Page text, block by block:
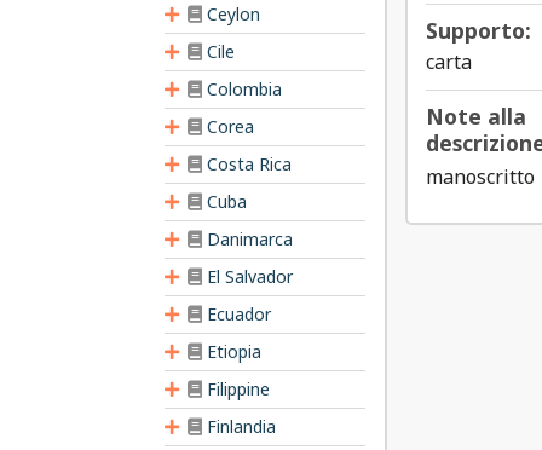
Ceylon
Cile
Colombia
Corea
Costa Rica
Cuba
Danimarca
El Salvador
Ecuador
Etiopia
Filippine
Finlandia
Supporto:
carta
Note alla
manoscritto